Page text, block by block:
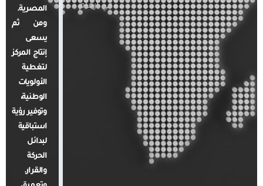
في أرقام
المصرية.
ومن ثم
يسعى
إنتاج المركز
لتغطية
الأولويات
الوطنية،
وتوفير رؤية
استباقية
لبدائل
الحركة
والقرار.